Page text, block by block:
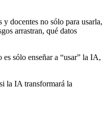
docentes no sólo para usarla,
arrastran, qué datos
sólo enseñar a “usar” la IA,
la IA transformará la